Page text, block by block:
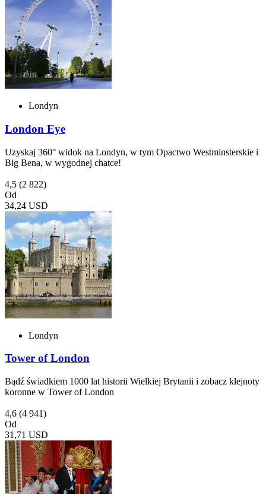
Londyn
London Eye
Uzyskaj 360° widok na Londyn, w tym Opactwo Westminsterskie i
Big Bena, w wygodnej chatce!
4,5 (2 822)
Od
34,24 USD
Londyn
Tower of London
Bądź świadkiem 1000 lat historii Wielkiej Brytanii i zobacz klejnoty
koronne w Tower of London
4,6 (4 941)
Od
31,71 USD